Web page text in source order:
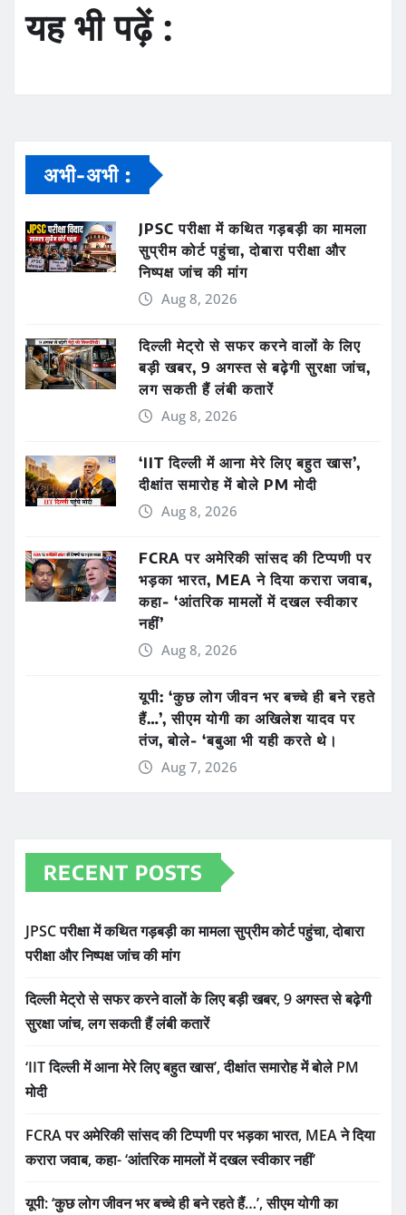
यह भी पढ़ें :
अभी-अभी :
JPSC परीक्षा में कथित गड़बड़ी का मामला
सुप्रीम कोर्ट पहुंचा, दोबारा परीक्षा और
निष्पक्ष जांच की मांग
Aug 8, 2026
दिल्ली मेट्रो से सफर करने वालों के लिए
बड़ी खबर, 9 अगस्त से बढ़ेगी सुरक्षा जांच,
लग सकती हैं लंबी कतारें
Aug 8, 2026
‘IIT दिल्ली में आना मेरे लिए बहुत खास’,
दीक्षांत समारोह में बोले PM मोदी
Aug 8, 2026
FCRA पर अमेरिकी सांसद की टिप्पणी पर
भड़का भारत, MEA ने दिया करारा जवाब,
कहा- ‘आंतरिक मामलों में दखल स्वीकार
नहीं’
Aug 8, 2026
यूपी: ‘कुछ लोग जीवन भर बच्चे ही बने रहते
हैं…’, सीएम योगी का अखिलेश यादव पर
तंज, बोले- ‘बबुआ भी यही करते थे।
Aug 7, 2026
RECENT POSTS
JPSC परीक्षा में कथित गड़बड़ी का मामला सुप्रीम कोर्ट पहुंचा, दोबारा
परीक्षा और निष्पक्ष जांच की मांग
दिल्ली मेट्रो से सफर करने वालों के लिए बड़ी खबर, 9 अगस्त से बढ़ेगी
सुरक्षा जांच, लग सकती हैं लंबी कतारें
‘IIT दिल्ली में आना मेरे लिए बहुत खास’, दीक्षांत समारोह में बोले PM
मोदी
FCRA पर अमेरिकी सांसद की टिप्पणी पर भड़का भारत, MEA ने दिया
करारा जवाब, कहा- ‘आंतरिक मामलों में दखल स्वीकार नहीं’
यूपी: ‘कुछ लोग जीवन भर बच्चे ही बने रहते हैं…’, सीएम योगी का